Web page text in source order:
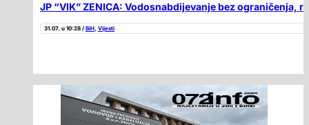
JP “VIK” ZENICA: Vodosnabdijevanje bez ograničenja,
31.07. u 10:28 / BiH, Vijesti